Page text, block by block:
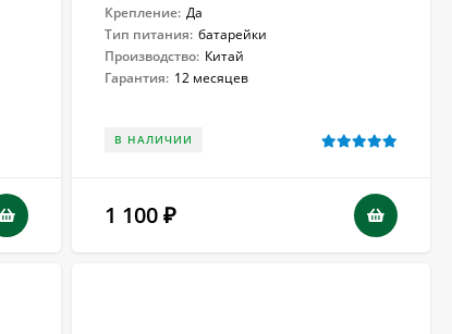
Крепление: Да
Тип питания: батарейки
Производство: Китай
Гарантия: 12 месяцев
В НАЛИЧИИ
1 100 ₽